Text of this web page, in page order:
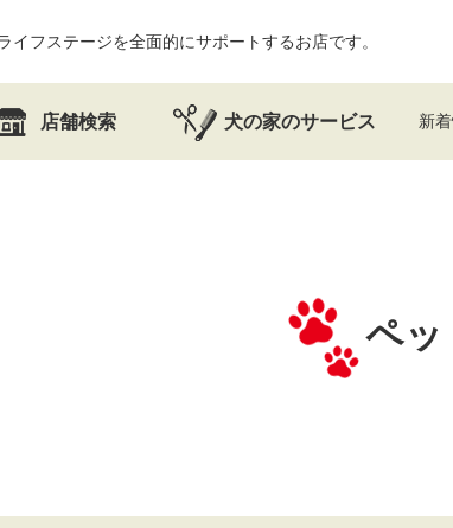
イフステージを全面的にサポートするお店です。
店舗検索 犬の家のサービス 新
ペッ